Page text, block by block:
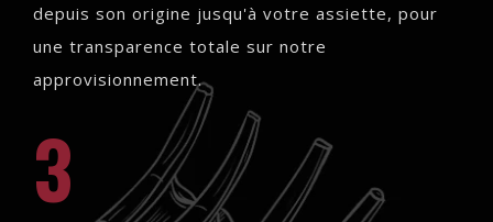
depuis son origine jusqu'à votre assiette, pour
une transparence totale sur notre
approvisionnement.
3